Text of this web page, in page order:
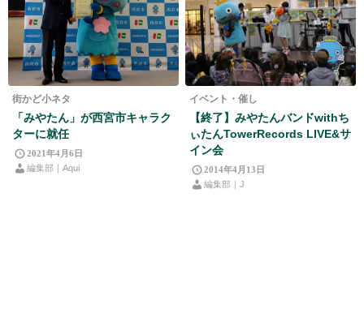
街かど小ネタ
「みやたん」が西宮市キャラク
ターに就任
2021年4月6日
編集部｜Aqui
イベント・催し
【終了】みやたんバンドwithち
ぃたんTowerRecords LIVE&サ
イン会
2014年4月13日
編集部｜J